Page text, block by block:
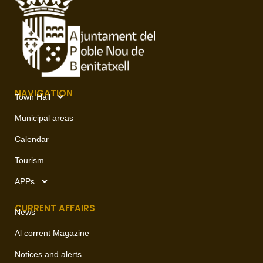
NAVIGATION
Town Hall
Municipal areas
Calendar
Tourism
APPs
CURRENT AFFAIRS
News
Al corrent Magazine
Notices and alerts